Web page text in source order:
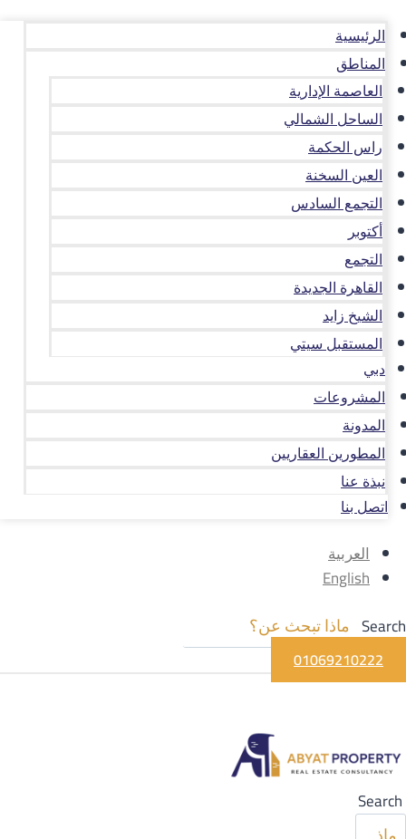
الرئيسية
المناطق
العاصمة الإدارية
الساحل الشمالي
راس الحكمة
العين السخنة
التجمع السادس
أكتوبر
التجمع
القاهرة الجديدة
الشيخ زايد
المستقبل سيتي
دبي
المشروعات
المدونة
المطورين العقاريين
نبذة عنا
اتصل بنا
العربية
English
Search
01069210222
Search